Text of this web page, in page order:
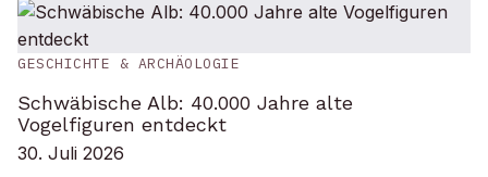
GESCHICHTE & ARCHÄOLOGIE
Schwäbische Alb: 40.000 Jahre alte
Vogelfiguren entdeckt
30. Juli 2026